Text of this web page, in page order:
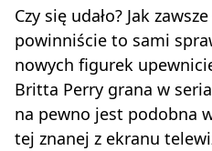
Czy się udało? Jak
powinniście to sami
nowych figurek
Britta Perry grana w
na pewno jest podobna
tej znanej z ekranu